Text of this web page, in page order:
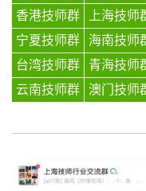
香港技师群
上海技师
宁夏技师群
海南技师
台湾技师群
青海技师
云南技师群
澳门技师